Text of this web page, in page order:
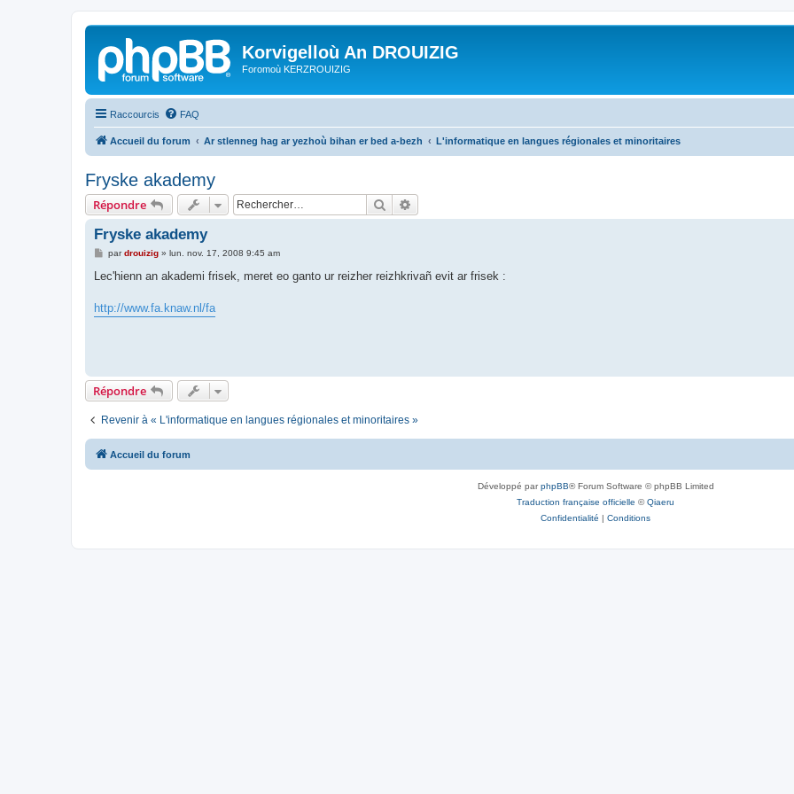
Korvigelloù An DROUIZIG
Foromoù KERZROUIZIG
Raccourcis FAQ
Accueil du forum Ar stlenneg hag ar yezhoù bihan er bed a-bezh L'informatique en langues régionales et minoritaires
Fryske akademy
Répondre Rechercher
Fryske akademy
M
s
g
e
pardrouizig» lun. nov. 17, 2008 9:45 am
Lec'hienn an akademi frisek, meret eo ganto ur reizher reizhkrivañ evit ar frisek :
http://www.fa.knaw.nl/fa
Répondre
Revenir à « L'informatique en langues régionales et minoritaires »
Accueil du forum
Développé parphpBB® Forum Software © phpBB Limited
Traduction française officielle ©Qiaeru
Confidentialité | Conditions